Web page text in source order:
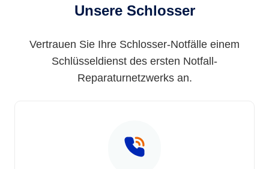
Unsere Schlosser
Vertrauen Sie Ihre Schlosser-Notfälle einem
Schlüsseldienst des ersten Notfall-
Reparaturnetzwerks an.